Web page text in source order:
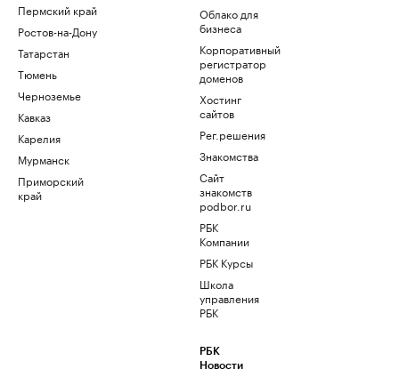
Пермский край
Ростов-на-Дону
Татарстан
Тюмень
Черноземье
Кавказ
Карелия
Мурманск
Приморский
край
Облако для
бизнеса
Корпоративный
регистратор
доменов
Хостинг
сайтов
Рег.решения
Знакомства
Сайт
знакомств
podbor.ru
РБК
Компании
РБК Курсы
Школа
управления
РБК
РБК
Новости